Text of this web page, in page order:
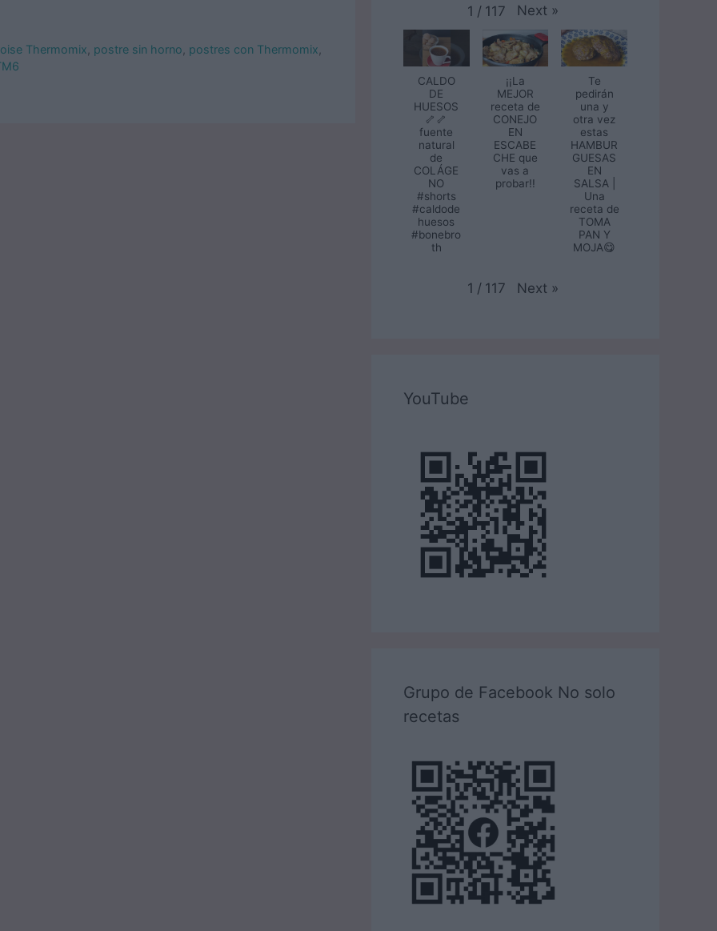
Thermomix postre sin horno postres con Thermomix
1 / 117 Next »
CALDO
DE
HUESOS
🦴🦴
fuente
natural
de
COLÁGE
NO
#shorts
#caldode
huesos
#bonebro
th
¡¡La
MEJOR
receta de
CONEJO
EN
ESCABE
CHE que
vas a
probar!!
Te
pedirán
una y
otra vez
estas
HAMBUR
GUESAS
EN
SALSA |
Una
receta de
TOMA
PAN Y
MOJA😋
1 / 117 Next »
YouTube
Grupo de Facebook No solo
recetas